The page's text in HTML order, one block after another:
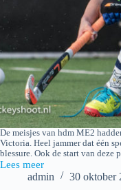
De meisjes van hdm ME2
Victoria. Heel jammer dat één
blessure. Ook de start van deze
Lees meer
2016-
admin 30 oktober